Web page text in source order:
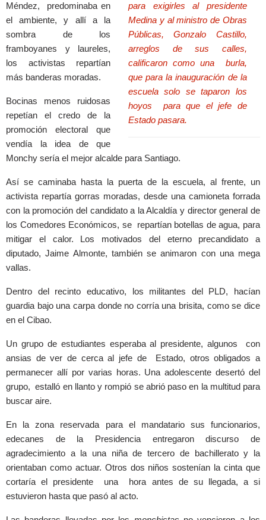
para exigirles al presidente
Medina y al ministro de Obras
Públicas, Gonzalo Castillo,
arreglos de sus calles,
calificaron como una burla,
que para la inauguración de la
escuela solo se taparon los
hoyos para que el jefe de
Estado pasara.
Méndez, predominaba en
el ambiente, y allí a la
sombra de los
framboyanes y laureles,
los activistas repartían
más banderas moradas.
Bocinas menos ruidosas
repetían el credo de la
promoción electoral que
vendía la idea de que
Monchy sería el mejor alcalde para Santiago.
Así se caminaba hasta la puerta de la escuela, al frente, un
activista repartía gorras moradas, desde una camioneta forrada
con la promoción del candidato a la Alcaldía y director general de
los Comedores Económicos, se repartían botellas de agua, para
mitigar el calor. Los motivados del eterno precandidato a
diputado, Jaime Almonte, también se animaron con una mega
vallas.
Dentro del recinto educativo, los militantes del PLD, hacían
guardia bajo una carpa donde no corría una brisita, como se dice
en el Cibao.
Un grupo de estudiantes esperaba al presidente, algunos con
ansias de ver de cerca al jefe de Estado, otros obligados a
permanecer allí por varias horas. Una adolescente desertó del
grupo, estalló en llanto y rompió se abrió paso en la multitud para
buscar aire.
En la zona reservada para el mandatario sus funcionarios,
edecanes de la Presidencia entregaron discurso de
agradecimiento a la una niña de tercero de bachillerato y la
orientaban como actuar. Otros dos niños sostenían la cinta que
cortaría el presidente una hora antes de su llegada, a si
estuvieron hasta que pasó al acto.